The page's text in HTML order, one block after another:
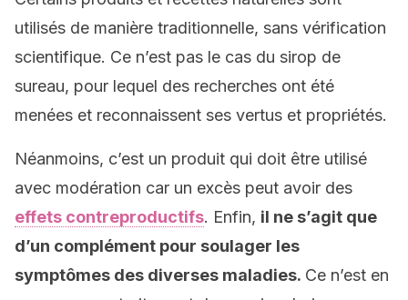
utilisés de manière traditionnelle, sans vérification
scientifique. Ce n’est pas le cas du sirop de
sureau, pour lequel des recherches ont été
menées et reconnaissent ses vertus et propriétés.
Néanmoins, c’est un produit qui doit être utilisé
avec modération car un excès peut avoir des
effets contreproductifs. Enfin, il ne s’agit que
d’un complément pour soulager les
symptômes des diverses maladies. Ce n’est en